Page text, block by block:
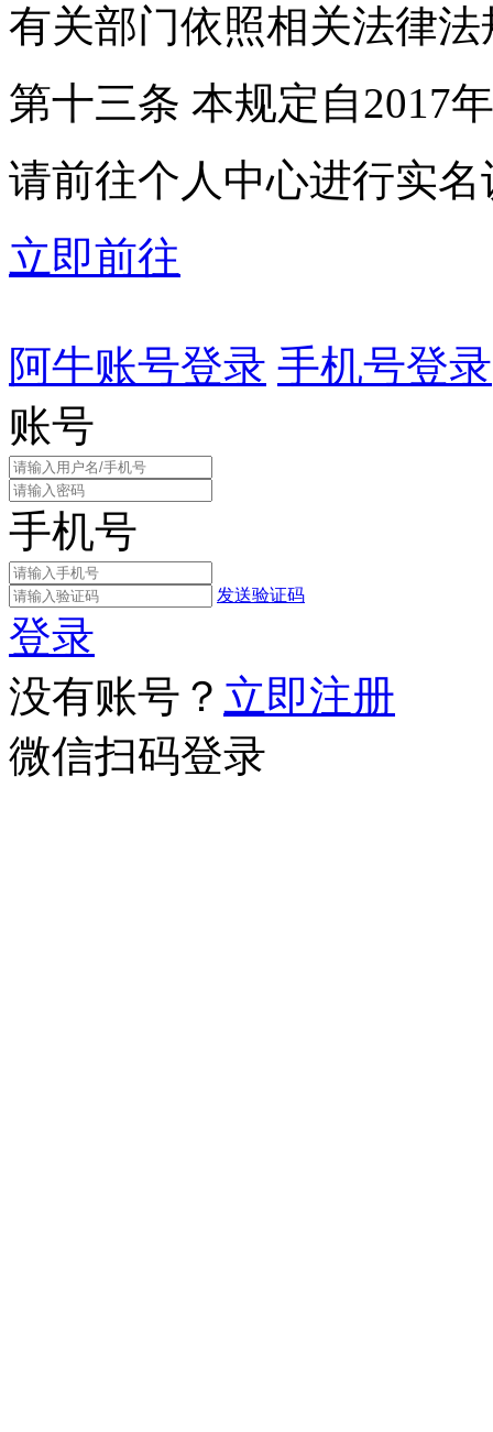
有关部门依照相关法律
第十三条 本规定自2017
请前往个人中心进行实名
立即前往
阿牛账号登录 手机号登录
账号
手机号
发送验证码
登录
没有账号？ 立即注册
微信扫码登录